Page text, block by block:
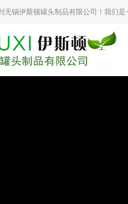
无锡伊斯顿罐头制品有限公司！我们